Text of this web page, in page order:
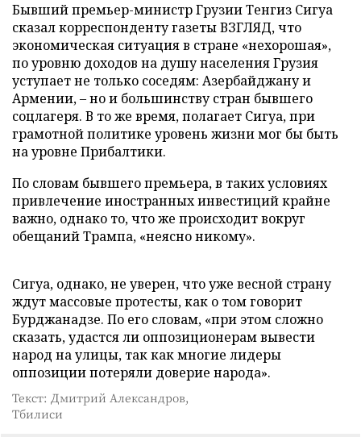
Бывший премьер-министр Грузии Тенгиз Сигуа
сказал корреспонденту газеты ВЗГЛЯД, что
экономическая ситуация в стране «нехорошая»,
по уровню доходов на душу населения Грузия
уступает не только соседям: Азербайджану и
Армении, – но и большинству стран бывшего
соцлагеря. В то же время, полагает Сигуа, при
грамотной политике уровень жизни мог бы быть
на уровне Прибалтики.
По словам бывшего премьера, в таких условиях
привлечение иностранных инвестиций крайне
важно, однако то, что же происходит вокруг
обещаний Трампа, «неясно никому».
Сигуа, однако, не уверен, что уже весной страну
ждут массовые протесты, как о том говорит
Бурджанадзе. По его словам, «при этом сложно
сказать, удастся ли оппозиционерам вывести
народ на улицы, так как многие лидеры
оппозиции потеряли доверие народа».
Текст: Дмитрий Александров,
Тбилиси